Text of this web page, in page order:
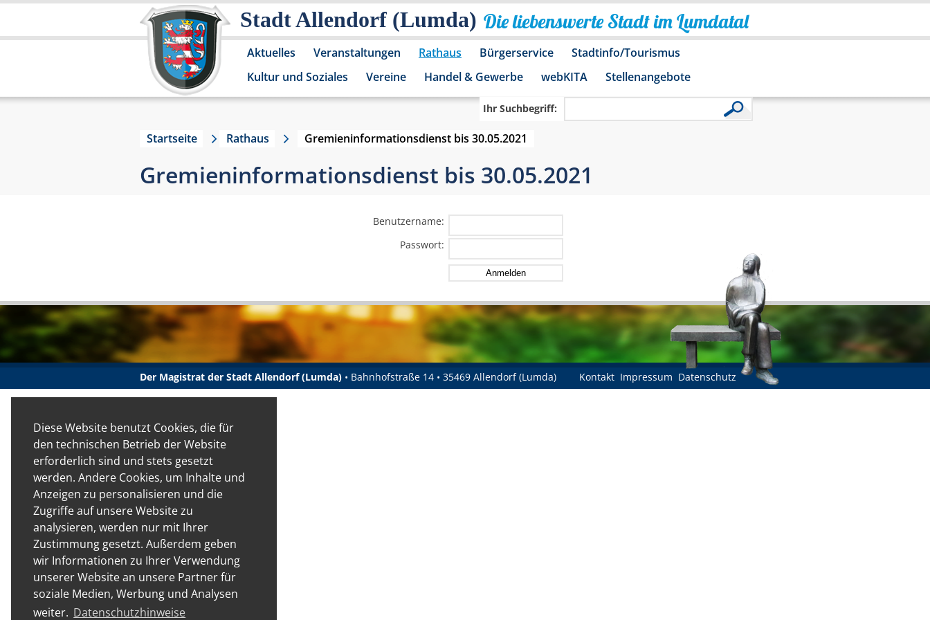
Diese Website benutzt Cookies, die für
den technischen Betrieb der Website
erforderlich sind und stets gesetzt
werden. Andere Cookies, um Inhalte und
Anzeigen zu personalisieren und die
Zugriffe auf unsere Website zu
analysieren, werden nur mit Ihrer
Zustimmung gesetzt. Außerdem geben
wir Informationen zu Ihrer Verwendung
unserer Website an unsere Partner für
soziale Medien, Werbung und Analysen
weiter. Datenschutzhinweise
Stadt Allendorf (Lumda) Die liebenswerte Stadt im Lumdatal
Aktuelles Veranstaltungen Rathaus Bürgerservice
Stadtinfo/Tourismus
Kultur und Soziales
Vereine Handel & Gewerbe webKITA Stellenangebote
Ihr Suchbegriff:
Startseite Rathaus Gremieninformationsdienst bis 30.05.2021
Gremieninformationsdienst bis 30.05.2021
Benutzername:
Passwort:
Der Magistrat der Stadt Allendorf (Lumda) • Bahnhofstraße 14 • 35469 Allendorf (Lumda) Kontakt Impressum Datenschutz